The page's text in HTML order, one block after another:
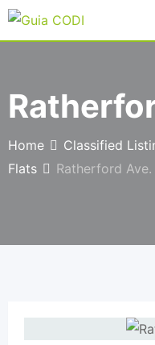
Skip
Home Classified
Flats
Ratherford Ave.